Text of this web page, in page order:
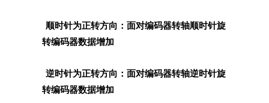
顺时针为正转方向：面对编码器转轴顺时针旋
转编码器数据增加
逆时针为正转方向：面对编码器转轴逆时针旋
转编码器数据增加